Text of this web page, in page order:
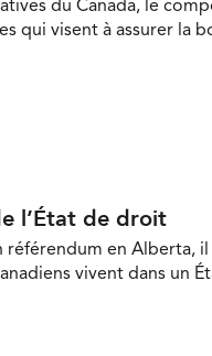
du Canada, le
qui visent à assurer la
l’État de droit
référendum en Alberta, il
vivent dans un